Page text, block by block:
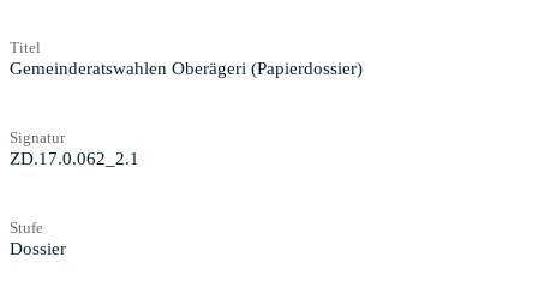
Titel
Gemeinderatswahlen Oberägeri (Papierdossier)
Signatur
ZD.17.0.062_2.1
Stufe
Dossier